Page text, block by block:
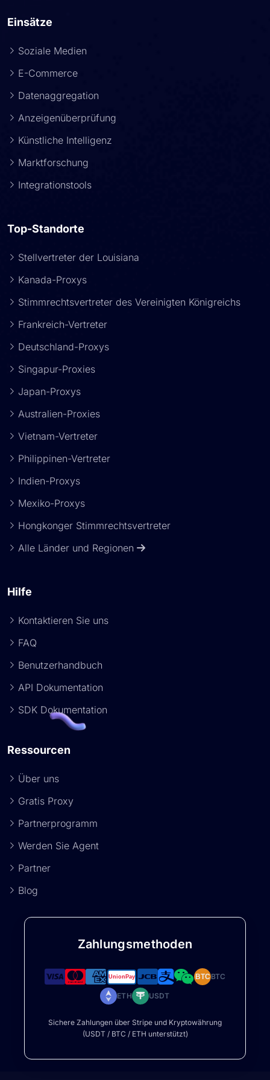
Einsätze
Soziale Medien
E-Commerce
Datenaggregation
Anzeigenüberprüfung
Künstliche Intelligenz
Marktforschung
Integrationstools
Top-Standorte
Stellvertreter der Louisiana
Kanada-Proxys
Stimmrechtsvertreter des Vereinigten Königreichs
Frankreich-Vertreter
Deutschland-Proxys
Singapur-Proxies
Japan-Proxys
Australien-Proxies
Vietnam-Vertreter
Philippinen-Vertreter
Indien-Proxys
Mexiko-Proxys
Hongkonger Stimmrechtsvertreter
Alle Länder und Regionen
Hilfe
Kontaktieren Sie uns
FAQ
Benutzerhandbuch
API Dokumentation
SDK Dokumentation
Ressourcen
Über uns
Gratis Proxy
Partnerprogramm
Werden Sie Agent
Partner
Blog
Zahlungsmethoden
BTCBTC
ETH USDT
Sichere Zahlungen über Stripe und Kryptowährung
(USDT / BTC / ETH unterstützt)